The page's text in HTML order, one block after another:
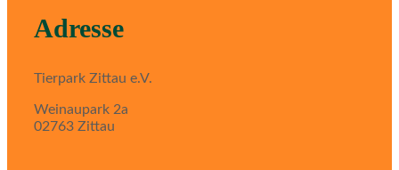
Adresse
Tierpark Zittau e.V.
Weinaupark 2a
02763 Zittau